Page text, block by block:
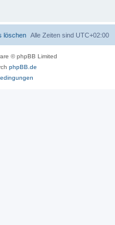
Alle Zeiten sind UTC+02:00
löschen
© phpBB Limited
phpBB.de